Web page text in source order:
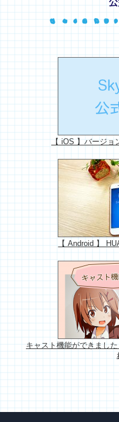
【 iOS 】バージ
【 Android 】
キャスト機能ができまし